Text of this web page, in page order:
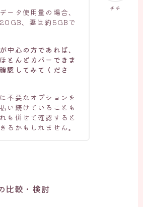
チチ
ータ使用量の場合、
、妻は約5GBで
中心の方であれば、
とんどカバーできま
認してみてくださ
不要なオプションを
い続けていることも
も併せて確認すると
るかもしれません。
比較・検討